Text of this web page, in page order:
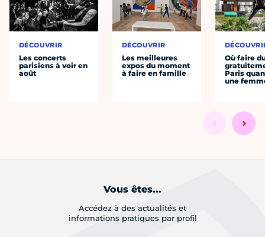
DÉCOUVRIR
Les concerts
parisiens à voir en
août
DÉCOUVRIR
Les meilleures
expos du moment
à faire en famille
Où faire
Paris
une
Vous êtes...
Accédez à des actualités et
informations pratiques par profil